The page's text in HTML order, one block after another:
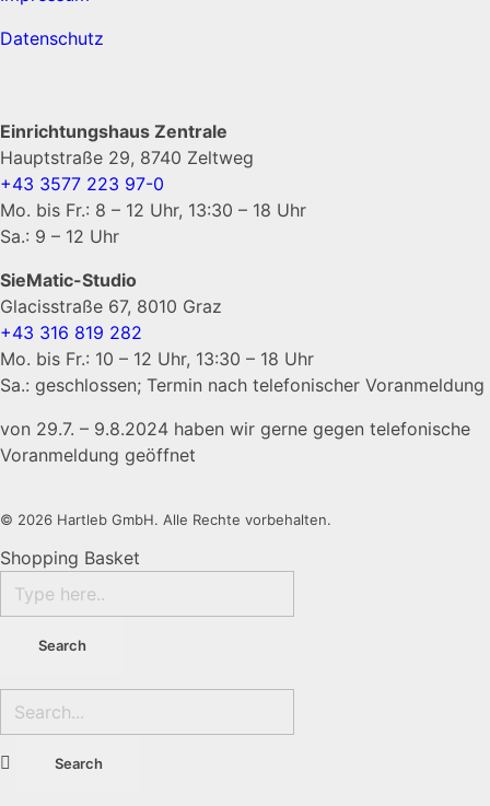
Datenschutz
Einrichtungshaus Zentrale
Hauptstraße 29, 8740 Zeltweg
+43 3577 223 97-0
Mo. bis Fr.: 8 – 12 Uhr, 13:30 – 18 Uhr
Sa.: 9 – 12 Uhr
SieMatic-Studio
Glacisstraße 67, 8010 Graz
+43 316 819 282
Mo. bis Fr.: 10 – 12 Uhr, 13:30 – 18 Uhr
Sa.: geschlossen; Termin nach telefonischer Voranmeldung
von 29.7. – 9.8.2024 haben wir gerne gegen telefonische
Voranmeldung geöffnet
© 2026 Hartleb GmbH. Alle Rechte vorbehalten.
Shopping Basket